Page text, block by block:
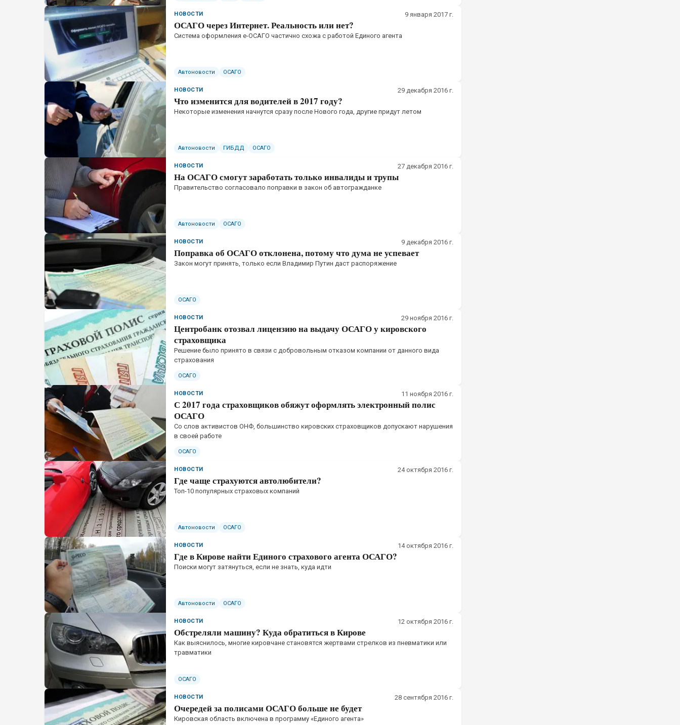
НОВОСТИ 9 января 2017 г.
ОСАГО через Интернет. Реальность или нет?
Система оформления е-ОСАГО частично схожа с работой Единого агента
Автоновости ОСАГО
НОВОСТИ 29 декабря 2016 г.
Что изменится для водителей в 2017 году?
Некоторые изменения начнутся сразу после Нового года, другие придут летом
Автоновости ГИБДД ОСАГО
НОВОСТИ 27 декабря 2016 г.
На ОСАГО смогут заработать только инвалиды и трупы
Правительство согласовало поправки в закон об автогражданке
Автоновости ОСАГО
НОВОСТИ 9 декабря 2016 г.
Поправка об ОСАГО отклонена, потому что дума не успевает
Закон могут принять, только если Владимир Путин даст распоряжение
ОСАГО
НОВОСТИ 29 ноября 2016 г.
Центробанк отозвал лицензию на выдачу ОСАГО у кировского
страховщика
Решение было принято в связи с добровольным отказом компании от данного вида
страхования
ОСАГО
НОВОСТИ 11 ноября 2016 г.
С 2017 года страховщиков обяжут оформлять электронный полис
ОСАГО
Со слов активистов ОНФ, большинство кировских страховщиков допускают нарушения
в своей работе
ОСАГО
НОВОСТИ 24 октября 2016 г.
Где чаще страхуются автолюбители?
Топ-10 популярных страховых компаний
Автоновости ОСАГО
НОВОСТИ 14 октября 2016 г.
Где в Кирове найти Единого страхового агента ОСАГО?
Поиски могут затянуться, если не знать, куда идти
Автоновости ОСАГО
НОВОСТИ 12 октября 2016 г.
Обстреляли машину? Куда обратиться в Кирове
Как выяснилось, многие кировчане становятся жертвами стрелков из пневматики или
травматики
ОСАГО
НОВОСТИ 28 сентября 2016 г.
Очередей за полисами ОСАГО больше не будет
Кировская область включена в программу «Единого агента»